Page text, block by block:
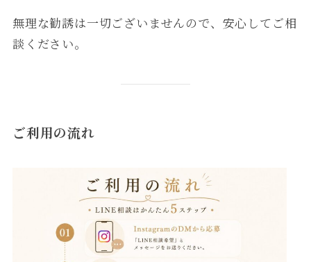
無理な勧誘は一切ございませんので、安心してご相
談ください。
ご利用の流れ